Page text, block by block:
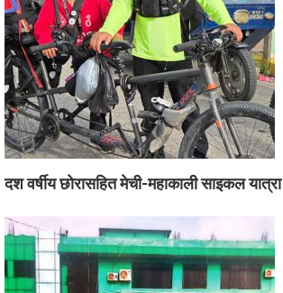
दश वर्षीय छोरासहित मेची-महाकाली साइकल यात्रा